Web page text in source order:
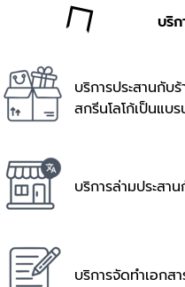
บริก
บริการประสานกับ
สกรีนโลโก้เป็นแบ
บริการล่ามประสา
บริการจัดทำเอกส